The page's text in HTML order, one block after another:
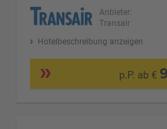
Anbieter:
Transair
Hotelbeschreibung anzeigen
p.P. ab €